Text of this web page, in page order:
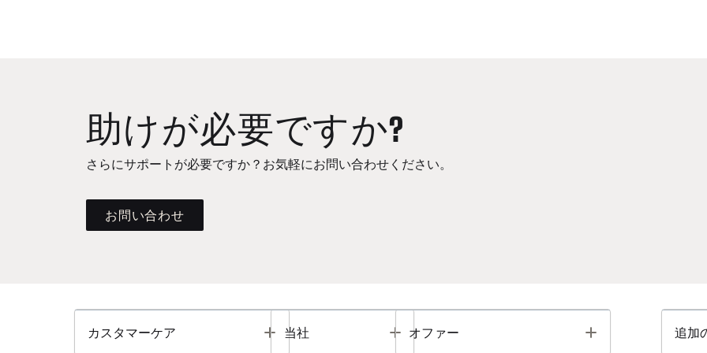
助けが必要ですか?
さらにサポートが必要ですか？お気軽にお問い合わせください。
お問い合わせ
カスタマーケア Toggle
当社 Toggle
オファー Toggle 追加